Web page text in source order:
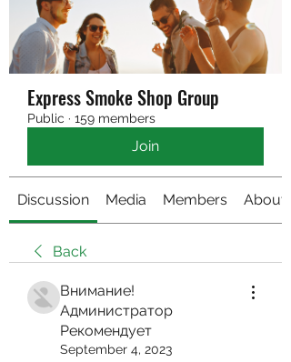
Express Smoke Shop Group
Public · 159 members
Join
Discussion Media Members About
Back
Внимание!
Администратор
Рекомендует
September 4, 2023